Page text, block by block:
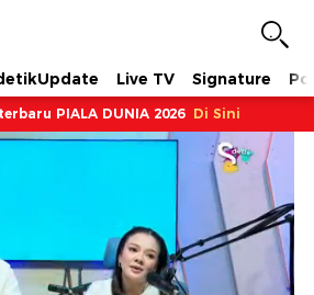
Live TV Signature
PIALA DUNIA 2026 Di Sini